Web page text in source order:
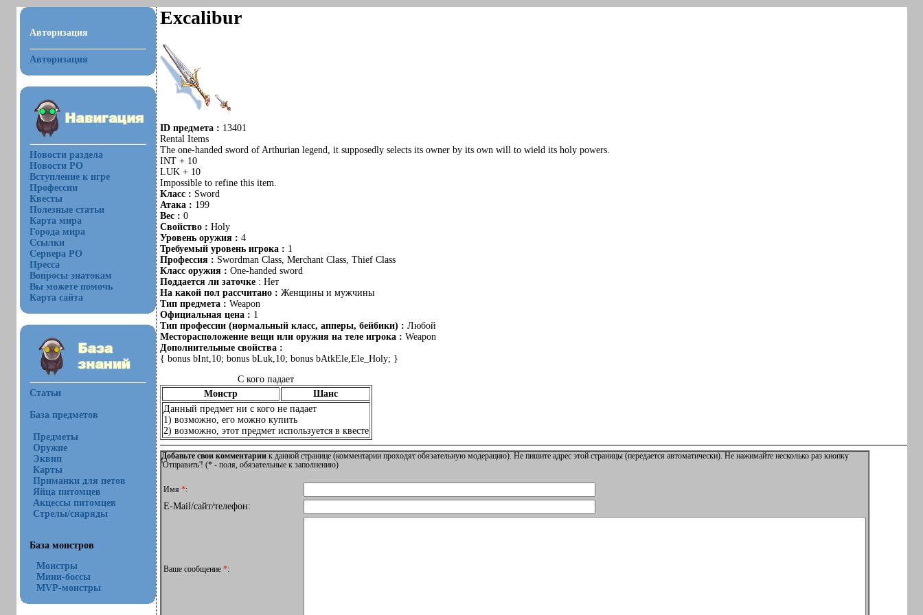
Авторизация
Авторизация
Новости раздела
Новости РО
Вступление к игре
Профессии
Квесты
Полезные статьи
Карта мира
Города мира
Ссылки
Сервера РО
Пресса
Вопросы знатокам
Вы можете помочь
Карта сайта
Статьи
База предметов
Предметы
Оружие
Эквип
Карты
Приманки для петов
Яйца питомцев
Акцессы питомцев
Стрелы/снаряды
База монстров
Монстры
Мини-боссы
MVP-монстры
Excalibur
ID предмета : 13401
Rental Items
The one-handed sword of Arthurian legend, it supposedly selects its owner by its own will to wield its holy powers.
INT + 10
LUK + 10
Impossible to refine this item.
Класс : Sword
Атака : 199
Вес : 0
Свойство : Holy
Уровень оружия : 4
Требуемый уровень игрока : 1
Профессия : Swordman Class, Merchant Class, Thief Class
Класс оружия : One-handed sword
Поддается ли заточке : Нет
На какой пол рассчитано : Женщины и мужчины
Тип предмета : Weapon
Официальная цена : 1
Тип профессии (нормальный класс, апперы, бейбики) : Любой
Месторасположение вещи или оружия на теле игрока : Weapon
Дополнительные свойства :
{ bonus bInt,10; bonus bLuk,10; bonus bAtkEle,Ele_Holy; }
С кого падает
Монстр
Шанс
Данный предмет ни с кого не падает
1) возможно, его можно купить
2) возможно, этот предмет используется в квесте
Добавьте свои комментариик данной странице (комментарии проходят обязательную модерацию). Не пишите адрес этой страницы (передается автоматически). Не нажимайте несколько раз кнопку
'Отправить'! (*- поля, обязательные к заполнению)
Имя *:
E-Mail/сайт/телефон:
Ваше сообщение *: